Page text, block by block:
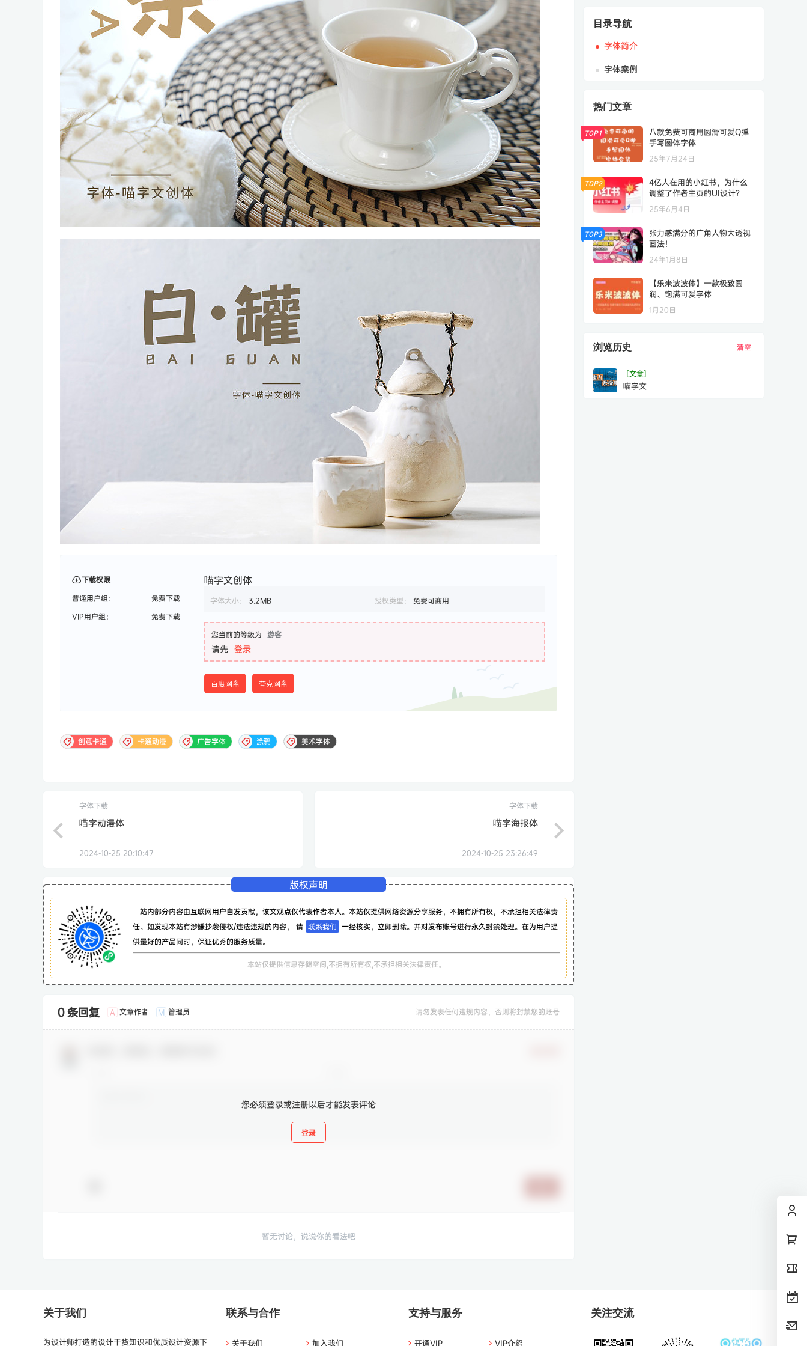
下载权限
普通用户组：
免费下载
VIP用户组：
免费下载
喵字文创体
字体大小： 3.2MB 授权类型： 免费可商用
您当前的等级为 游客
请先 登录
百度网盘 夸克网盘
创意卡通 卡通动漫 广告字体 涂鸦 美术字体
字体下载
喵字动漫体
2024-10-25 20:10:47
字体下载
喵字海报体
2024-10-25 23:26:49
版权声明
站内部分内容由互联网用户自发贡献，该文观点仅代表作者本人。本站仅提供网络资源分享服务，不拥有所有权，不承担相关法律责
任。如发现本站有涉嫌抄袭侵权/违法违规的内容， 请 联系我们 一经核实，立即删除。并对发布账号进行永久封禁处理。在为用户提
供最好的产品同时，保证优秀的服务质量。
本站仅提供信息存储空间,不拥有所有权,不承担相关法律责任。
0 条回复 A 文章作者 M 管理员 请勿发表任何违规内容，否则将封禁您的账号
您必须登录或注册以后才能发表评论
登录
暂无讨论，说说你的看法吧
目录导航
字体简介
字体案例
热门文章
TOP1
八款免费可商用圆滑可爱Q弹
手写圆体字体
25年7月24日
TOP2
4亿人在用的小红书，为什么
调整了作者主页的UI设计？
25年6月4日
TOP3
张力感满分的广角人物大透视
画法！
24年1月8日
【乐米波波体】一款极致圆
润、饱满可爱字体
1月20日
浏览历史 清空
[文章]
喵字文
关于我们
为设计师打造的设计干货知识和优质设计资源下
联系与合作
关于我们 加入我们
支持与服务
开通VIP VIP介绍
关注交流